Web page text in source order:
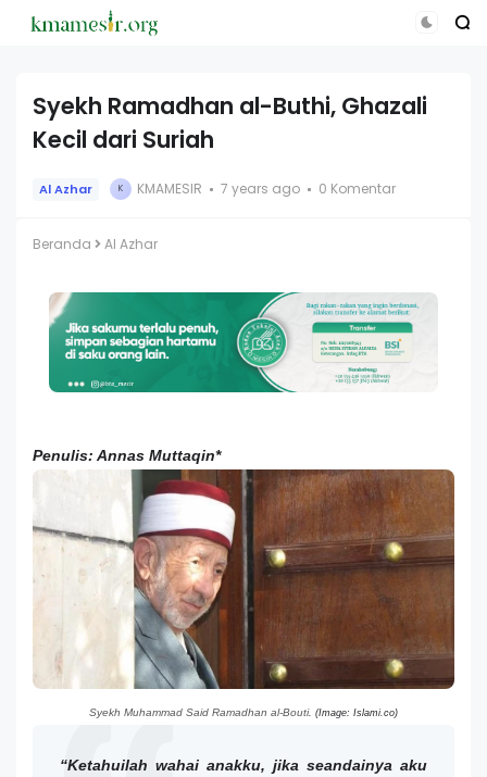
Syekh Ramadhan al-Buthi, Ghazali
Kecil dari Suriah
Al Azhar K KMAMESIR 7 years ago 0 Komentar
Beranda Al Azhar
Penulis: Annas Muttaqin*
Syekh Muhammad Said Ramadhan al-Bouti. (Image: Islami.co)
“Ketahuilah wahai anakku, jika seandainya aku